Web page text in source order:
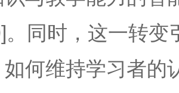
。同时，这一转
何维持学习者的